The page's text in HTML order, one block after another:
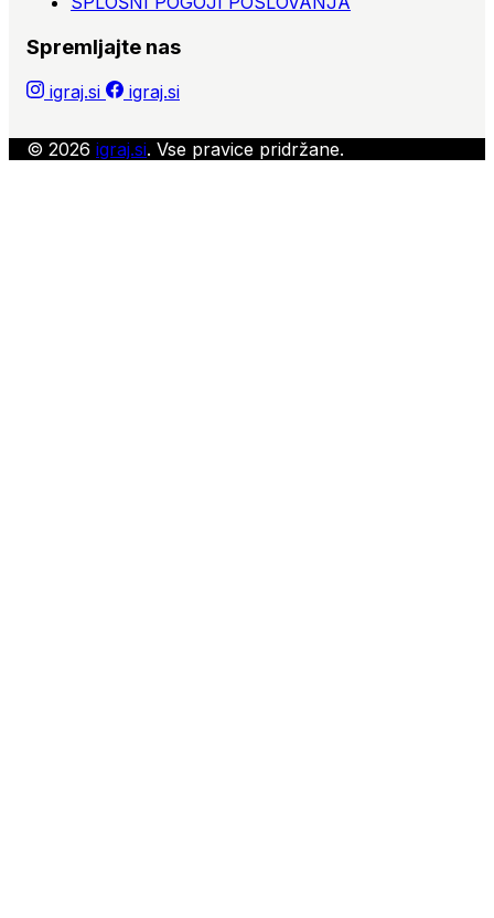
Spremljajte nas
igraj.si igraj.si
© 2026 igraj.si. Vse pravice pridržane.